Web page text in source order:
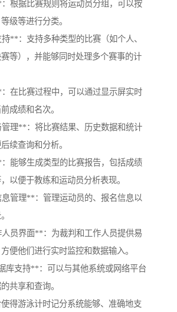
根据比赛规则将运动员分组，可以按
级等进行分类。
**：支持多种类型的比赛（如个人、
等），并能够同时处理多个赛事的计
在比赛过程中，可以通过显示屏实时
成绩和名次。
理**：将比赛结果、历史数据和统计
续查询和分析。
能够生成类型的比赛报告，包括成绩
以便于教练和运动员分析表现。
管理**：管理运动员的、报名信息以
员界面**：为裁判和工作人员提供易
便他们进行实时监控和数据输入。
库支持**：可以与其他系统或网络平台
共享和查询。
得游泳计时记分系统能够、准确地支